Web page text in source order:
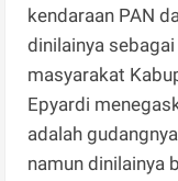
kendaraan PAN
dinilainya
masyarakat
Epyardi
adalah
namun dinilainya